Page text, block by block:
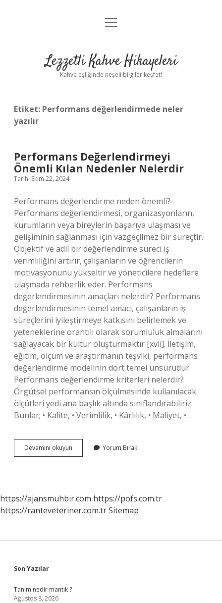
Anasayfa
Yasal Uyarı
menüyü
Lezzetli Kahve Hikayeleri
Kahve eşliğinde neşeli bilgiler keşfet!
Etiket: Performans değerlendirmede neler
yazılır
Performans Değerlendirmeyi
Önemli Kılan Nedenler Nelerdir
Tarih: Ekim 22, 2024
Performans değerlendirme neden önemli?
Performans değerlendirmesi, organizasyonların,
kurumların veya bireylerin başarıya ulaşması ve
gelişiminin sağlanması için vazgeçilmez bir süreçtir.
Objektif ve adil bir değerlendirme süreci iş
verimliliğini artırır, çalışanların ve öğrencilerin
motivasyonunu yükseltir ve yöneticilere hedeflere
ulaşmada rehberlik eder. Performans
değerlendirmesinin amaçları nelerdir? Performans
değerlendirmesinin temel amacı, çalışanların iş
süreçlerini iyileştirmeye katkısını belirlemek ve
yeteneklerine orantılı olarak sorumluluk almalarını
sağlayacak bir kültür oluşturmaktır [xvii]. İletişim,
eğitim, ölçüm ve araştırmanın teşviki, performans
değerlendirme modelinin dört temel unsurudur.
Performans değerlendirme kriterleri nelerdir?
Örgütsel performansın ölçülmesinde kullanılacak
ölçütleri yedi ana başlık altında sınıflandırabiliriz.
Bunlar; • Kalite, • Verimlilik, • Kârlılık, • Maliyet, •…
Devamını okuyun Performans
Değerlendirmeyi
Yorum Bırak
https://ajansmuhbir.com https://pofs.com.tr
https://ranteveteriner.com.trSitemap
Sidebar
Son Yazılar
Tanım nedir mantık ?
Ağustos 8, 2026